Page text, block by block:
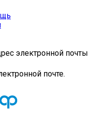
электронной почты
почте.